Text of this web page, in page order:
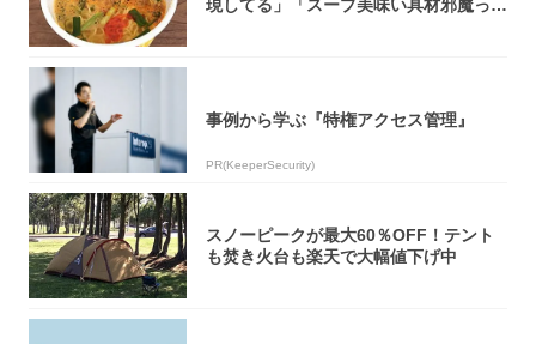
現してる」「スープ美味い具材邪魔って
事例から学ぶ『特権アクセス管理』
PR(KeeperSecurity)
スノーピークが最大60％OFF！テント
も焚き火台も楽天で大幅値下げ中